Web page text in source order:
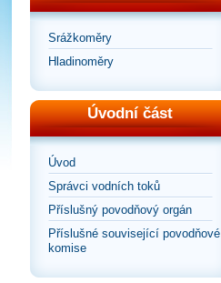
Srážkoměry
Hladinoměry
Úvodní část
Úvod
Správci vodních toků
Příslušný povodňový orgán
Příslušné související povodňové
komise